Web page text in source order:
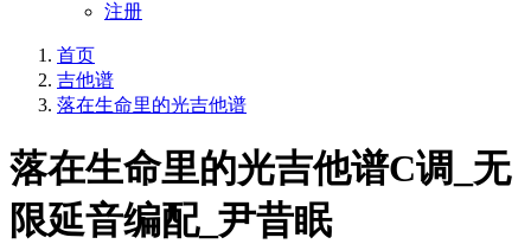
注册
首页
吉他谱
落在生命里的光吉他谱
落在生命里的光吉他谱C调_无
限延音编配_尹昔眠